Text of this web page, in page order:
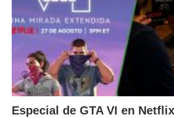
Especial de GTA VI en